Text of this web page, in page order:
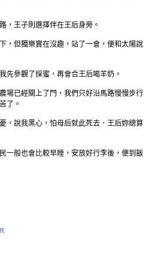
，王子則選擇伴在王后身旁。
，但獨樂實在沒趣，站了一會，便和太陽說
先參觀了採蜜，再會合王后喝羊奶。
場已經關上了門，我們只好沿馬路慢慢步行
了。
，說我黑心，怕母后就此死去．王后妳總算
一般也會比較早睡，安放好行李後，便到飯